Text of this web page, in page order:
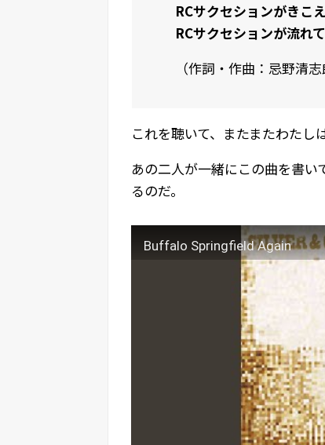
RCサクセションがきこ
RCサクセションが流れ
（作詞・作曲：忌野清
これを聴いて、またまたわたし
あの二人が一緒にこの曲を書い
るのだ。
Buffalo Springfield Again